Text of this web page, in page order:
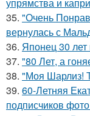
35. "Очень
вернулась с
36. Японец 30 лет
37. "80 Лет, а
38. "Моя Шарлиз!
39. 60-Летняя
подписчиков